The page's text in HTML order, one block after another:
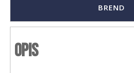
BREND
Opis